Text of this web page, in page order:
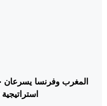
المغرب وفرنسا
استراتيجية